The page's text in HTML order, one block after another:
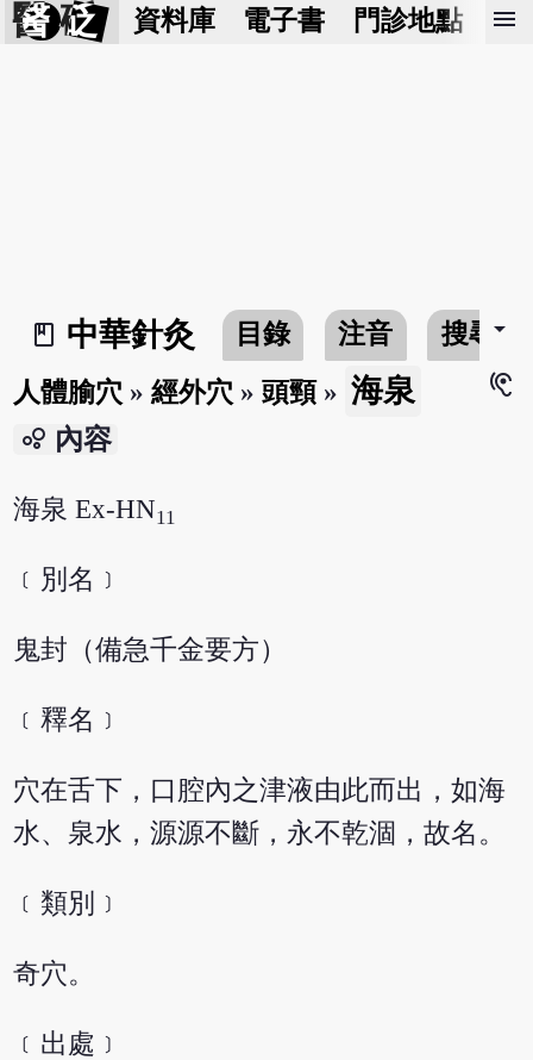
醫 砭 資料庫 電子書 門診地點 預
menu
book_2
中華針灸 目錄 注音 搜尋arrow_drop_down
人體腧穴 »經外穴 »頭頸» 海泉
hearing
bubble_chart 內容
海泉 Ex-HN11
﹝別名﹞
鬼封（備急千金要方）
﹝釋名﹞
穴在舌下，口腔內之津液由此而出，如海
水、泉水，源源不斷，永不乾涸，故名。
﹝類別﹞
奇穴。
﹝出處﹞